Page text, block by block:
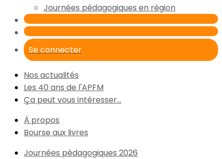
Journées pédagogiques en région
Se connecter
Nos actualités
Les 40 ans de l'APFM
Ça peut vous intéresser...
À propos
Bourse aux livres
Journées pédagogiques 2026